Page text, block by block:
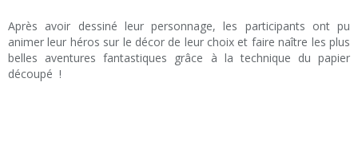
Après avoir dessiné leur personnage, les participants ont pu
animer leur héros sur le décor de leur choix et faire naître les plus
belles aventures fantastiques grâce à la technique du papier
découpé !